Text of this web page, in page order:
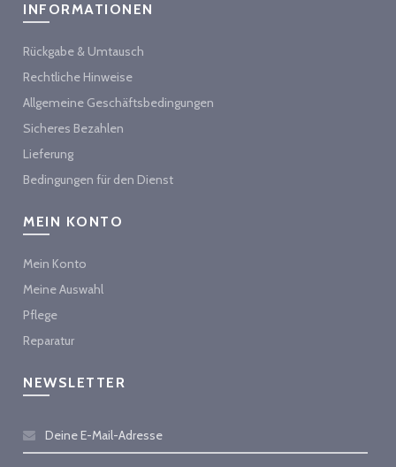
INFORMATIONEN
Rückgabe & Umtausch
Rechtliche Hinweise
Allgemeine Geschäftsbedingungen
Sicheres Bezahlen
Lieferung
Bedingungen für den Dienst
MEIN KONTO
Mein Konto
Meine Auswahl
Pflege
Reparatur
NEWSLETTER